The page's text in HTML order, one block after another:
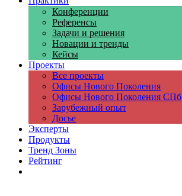
Конференции
Референсы
Задачи и решения
Новации и тренды
Кейсы
Проекты
Все проекты
Офисы Нового Поколения
Офисы Нового Поколения СПб
Зарубежный опыт
Досье
Эксперты
Продукты
Тренд Зоны
Рейтинг